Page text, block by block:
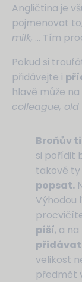
Angličtina je
pojmenovat
milk, … Tím
Pokud si
přidávejte i
hlavě může
colleague,
Broňův
si pořídit
takové
popsat.
Výhodou
píší, a
velikost
předmět